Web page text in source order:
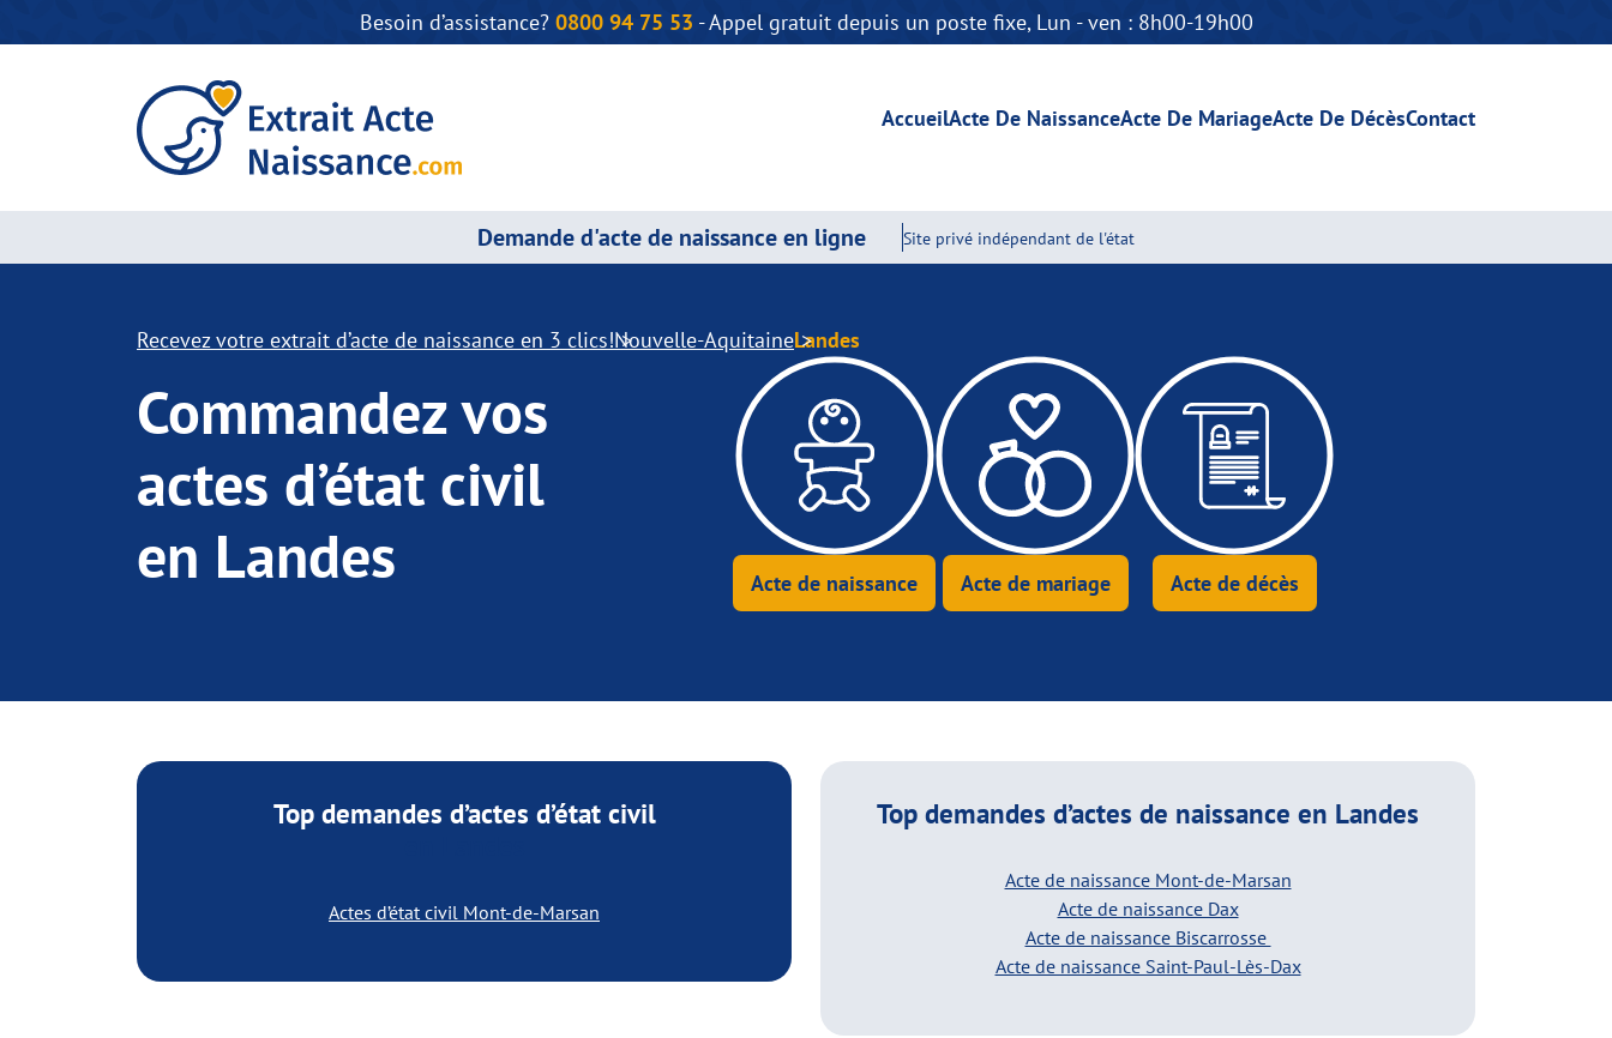
Besoin d’assistance? 0800 94 75 53 - Appel gratuit depuis un poste fixe, Lun - ven : 8h00-19h00
AccueilActe De NaissanceActe De MariageActe De DécèsContact
Demande d'acte de naissance en ligne Site privé indépendant de l'état
Recevez votre extrait d’acte de naissance en 3 clics!Nouvelle-AquitaineLandes
Commandez vos
actes d’état civil
en Landes
Acte de naissance Acte de mariage Acte de décès
Top demandes d’actes d’état civil
Actes d’état civil Mont-de-Marsan
Top demandes d’actes de naissance en Landes
Acte de naissance Mont-de-Marsan
Acte de naissance Dax
Acte de naissance Biscarrosse
Acte de naissance Saint-Paul-Lès-Dax